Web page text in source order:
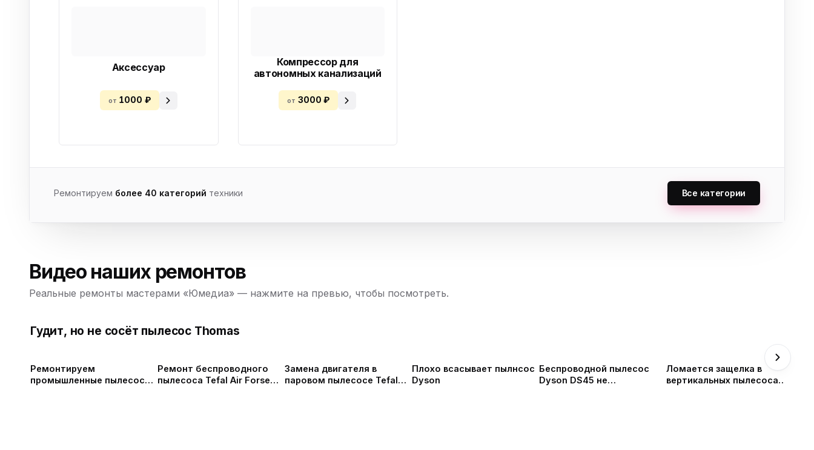
Аксессуар
от 1000 ₽
Компрессор для
автономных канализаций
от 3000 ₽
Ремонтируем более 40 категорий техники Все категории
Видео наших ремонтов
Реальные ремонты мастерами «Юмедиа» — нажмите на превью, чтобы посмотреть.
Гудит, но не сосёт пылесос Thomas
Ремонтируем
промышленные пылесосы
Ремонт беспроводного
пылесоса Tefal Air Forse
Замена двигателя в
паровом пылесосе Tefal
Плохо всасывает пылнсос
Dyson
Беспроводной пылесос
Dyson DS45 не
Ломается защелка в
вертикальных пылесосах